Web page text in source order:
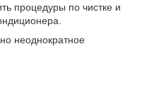
процедуры по чистке и
неоднократное